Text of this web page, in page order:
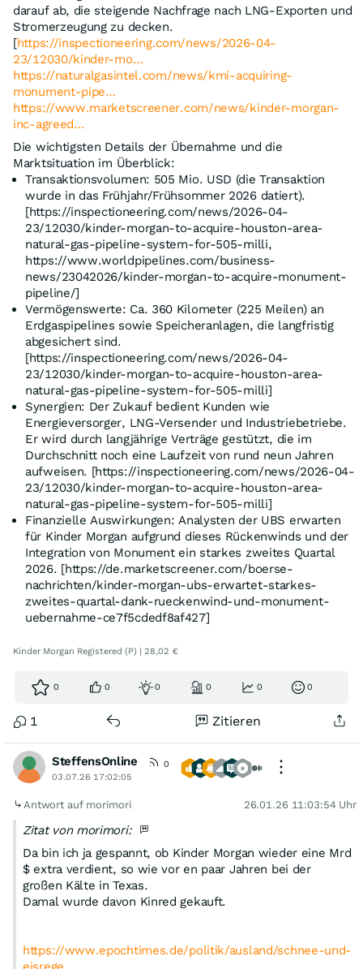
darauf ab, die steigende Nachfrage nach LNG-Exporten und
Stromerzeugung zu decken.
[https://inspectioneering.com/news/2026-04-
23/12030/kinder-mo…
https://naturalgasintel.com/news/kmi-acquiring-
monument-pipe…
https://www.marketscreener.com/news/kinder-morgan-
inc-agreed…
Die wichtigsten Details der Übernahme und die
Marktsituation im Überblick:
Transaktionsvolumen: 505 Mio. USD (die Transaktion
wurde in das Frühjahr/Frühsommer 2026 datiert).
[https://inspectioneering.com/news/2026-04-
23/12030/kinder-morgan-to-acquire-houston-area-
natural-gas-pipeline-system-for-505-milli,
https://www.worldpipelines.com/business-
news/23042026/kinder-morgan-to-acquire-monument-
pipeline/]
Vermögenswerte: Ca. 360 Kilometer (225 Meilen) an
Erdgaspipelines sowie Speicheranlagen, die langfristig
abgesichert sind.
[https://inspectioneering.com/news/2026-04-
23/12030/kinder-morgan-to-acquire-houston-area-
natural-gas-pipeline-system-for-505-milli]
Synergien: Der Zukauf bedient Kunden wie
Energieversorger, LNG-Versender und Industriebetriebe.
Er wird durch langjährige Verträge gestützt, die im
Durchschnitt noch eine Laufzeit von rund neun Jahren
aufweisen. [https://inspectioneering.com/news/2026-04-
23/12030/kinder-morgan-to-acquire-houston-area-
natural-gas-pipeline-system-for-505-milli]
Finanzielle Auswirkungen: Analysten der UBS erwarten
für Kinder Morgan aufgrund dieses Rückenwinds und der
Integration von Monument ein starkes zweites Quartal
2026. [https://de.marketscreener.com/boerse-
nachrichten/kinder-morgan-ubs-erwartet-starkes-
zweites-quartal-dank-rueckenwind-und-monument-
uebernahme-ce7f5cdedf8af427]
Kinder Morgan Registered (P) | 28,02 €
0 0 0 0 0 0
1 Zitieren
SteffensOnline
0
03.07.26 17:02:05
Antwort auf morimori 26.01.26 11:03:54 Uhr
Zitat von morimori:
Da bin ich ja gespannt, ob Kinder Morgan wieder eine Mrd
$ extra verdient, so wie vor en paar Jahren bei der
großen Kälte in Texas.
Damal wurde davon Kinred gekauft.
https://www.epochtimes.de/politik/ausland/schnee-und-